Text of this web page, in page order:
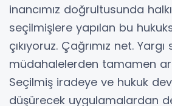
inancımız doğrultusunda
seçilmişlere yapılan bu
çıkıyoruz. Çağrımız net.
müdahalelerden tamamen
Seçilmiş iradeye ve hukuk
düşürecek uygulamalardan